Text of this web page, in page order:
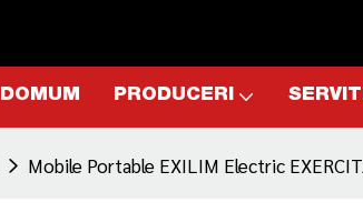
DOMUM PRODUCERI
Mobile Portable EXILIM Electric